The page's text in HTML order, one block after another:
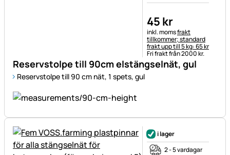
Reservstolpe till 90cm elstängselnät, gul
Reservstolpe till 90 cm nät, 1 spets, gul
45 kr
Skatteinformation:
inkl. momsfrakt
tillkommer; standard
frakt upp till 5 kg: 65 kr
Fri frakt från 2000 kr.
i lager
2 - 5 vardagar